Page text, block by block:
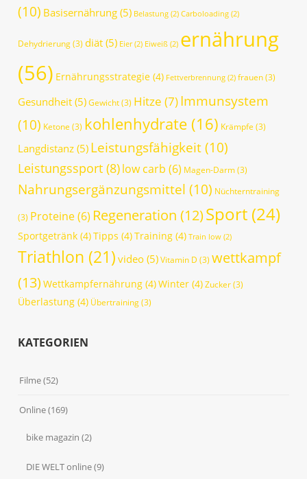
(10) Basisernährung (5) Belastung (2) Carboloading (2)
Dehydrierung(3) diät (5) Eier(2) Eiweiß (2) ernährung
(56) Ernährungsstrategie (4) Fettverbrennung (2) frauen(3)
Gesundheit (5)Gewicht(3) Hitze (7)Immunsystem
(10) Ketone (3) kohlenhydrate (16) Krämpfe (3)
Langdistanz (5) Leistungsfähigkeit(10)
Leistungssport (8)low carb (6) Magen-Darm(3)
Nahrungsergänzungsmittel (10) Nüchterntraining
(3) Proteine(6) Regeneration (12)Sport (24)
Sportgetränk (4)Tipps (4)Training (4) Train low (2)
Triathlon (21) video (5)Vitamin D (3) wettkampf
(13)Wettkampfernährung (4)Winter (4)Zucker(3)
Überlastung (4) Übertraining(3)
KATEGORIEN
Filme(52)
Online(169)
bike magazin (2)
DIE WELT online(9)